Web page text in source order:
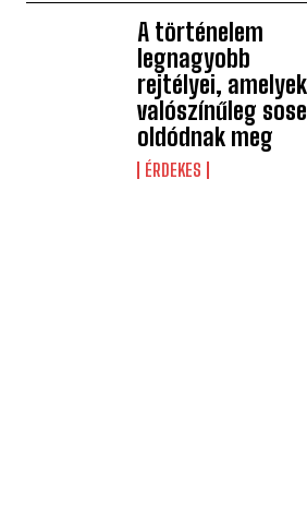
A történelem
legnagyobb
rejtélyei, amelyek
valószínűleg
oldódnak meg
ÉRDEKES